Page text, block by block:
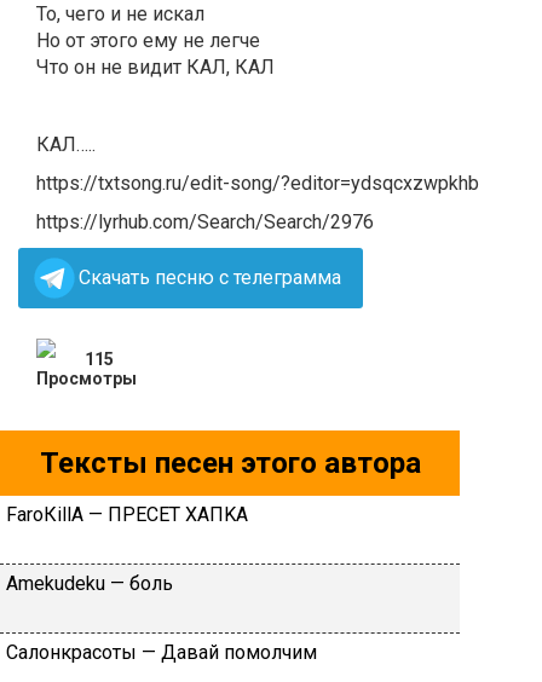
То, чего и не искал
Но от этого ему не легче
Что он не видит КАЛ, КАЛ
КАЛ…..
https://txtsong.ru/edit-song/?editor=ydsqcxzwpkhb
https://lyrhub.com/Search/Search/2976
Скачать песню с телеграмма
115
Тексты песен этого автора
FаrоКillА — ПPECET XAПKA
Аmеkudеku — бoль
Caлoнкpacoты — Дaвaй пoмoлчим